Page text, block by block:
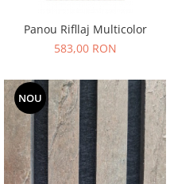
Panou Rifllaj Multicolor
583,00 RON
NOU